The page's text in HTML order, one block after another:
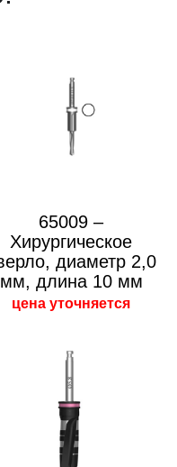
65009 –
Хирургическое
диаметр 2,0
мм, длина 10 мм
цена уточняется